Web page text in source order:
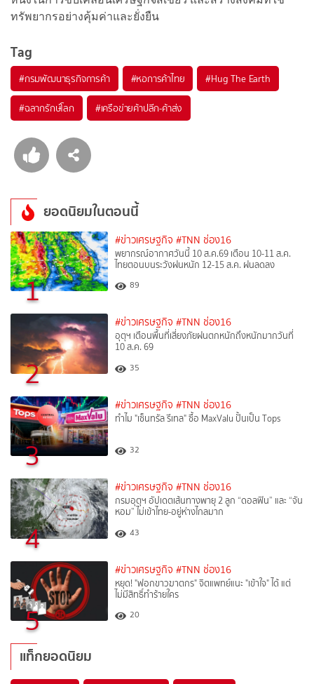
ทรัพยากรอย่างคุ้มค่าและยั่งยืน
Tag
#กรมพัฒนาธุรกิจการค้า #หอการค้าไทย #Hug The Earth
#ฉลากรักษ์โลก #เครือข่ายค้าปลีก-ค้าส่ง
ยอดนิยมในตอนนี้
1
#ข่าวเศรษฐกิจ #TNN ช่อง16
พยากรณ์อากาศวันนี้ 10 ส.ค.69 เตือน 10-11 ส.ค.
ไทยตอนบนระวังฝนหนัก 12-15 ส.ค. ฝนลดลง
89
2
#ข่าวเศรษฐกิจ #TNN ช่อง16
อุตุฯ เตือนพื้นที่เสี่ยงภัยฝนตกหนักถึงหนักมากวันที่
10 ส.ค. 69
35
3
#ข่าวเศรษฐกิจ #TNN ช่อง16
ทำไม "เซ็นทรัล รีเทล" ซื้อ MaxValu ปั้นเป็น Tops
32
4
#ข่าวเศรษฐกิจ #TNN ช่อง16
กรมอุตุฯ อัปเดตเส้นทางพายุ 2 ลูก “ดอลฟิน” และ “จัน
หอม” ไม่เข้าไทย-อยู่ห่างไกลมาก
43
5
#ข่าวเศรษฐกิจ #TNN ช่อง16
หยุด! "ฟอกขาวฆาตกร" จิตแพทย์แนะ "เข้าใจ" ได้ แต่
ไม่มีสิทธิ์ทำร้ายใคร
20
แท็กยอดนิยม